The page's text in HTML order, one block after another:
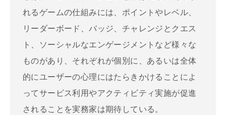
れるゲームの仕組みには、ポイントやレベル、
リーダーボード、バッジ、チャレンジとクエス
ト、ソーシャルなエンゲージメントなど様々な
ものがあり、それぞれが個別に、あるいは全体
的にユーザーの心理にはたらきかけることによ
ってサービス利用やアクティビティ実施が促進
されることを実務家は期待している。